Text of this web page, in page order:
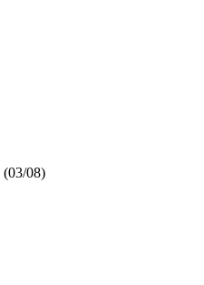
(03/08)